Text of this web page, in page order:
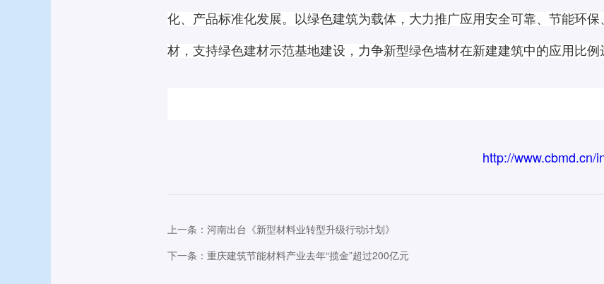
化、产品标准化发展。以绿色建筑为载体，大力推广应用安全可靠、节能环
材，支持绿色建材示范基地建设，力争新型绿色墙材在新建建筑中的应用比例
http://www.cbmd.cn/
上一条：河南出台《新型材料业转型升级行动计划》
下一条：重庆建筑节能材料产业去年“揽金”超过200亿元